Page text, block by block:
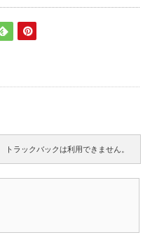
トラックバックは利用できません。